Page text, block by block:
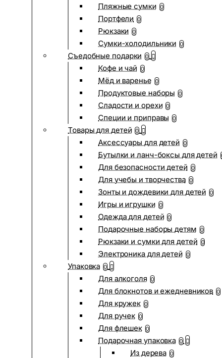
Пляжные сумки 0
Портфели 0
Рюкзаки 0
Сумки-холодильники 0
Съедобные подарки 0
Кофе и чай 0
Мёд и варенье 0
Продуктовые наборы 0
Сладости и орехи 0
Специи и приправы 0
Товары для детей 0
Аксессуары для детей 0
Бутылки и ланч-боксы для детей
Для безопасности детей 0
Для учебы и творчества 0
Зонты и дождевики для детей 0
Игры и игрушки 0
Одежда для детей 0
Подарочные наборы детям 0
Рюкзаки и сумки для детей 0
Электроника для детей 0
Упаковка 0
Для алкоголя 0
Для блокнотов и ежедневников 0
Для кружек 0
Для ручек 0
Для флешек 0
Подарочная упаковка 0
Из дерева 0